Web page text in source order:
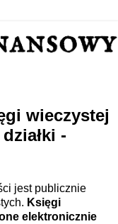
wieczystej
-
jest publicznie
Księgi
elektronicznie